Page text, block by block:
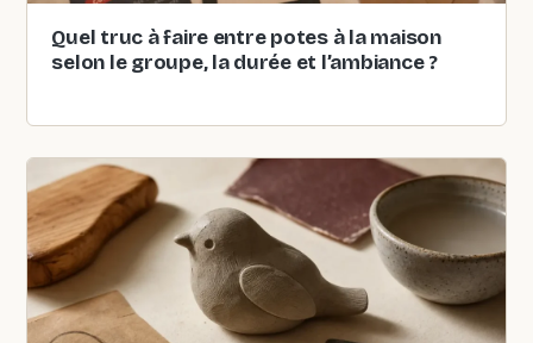
Quel truc à faire entre potes à la maison
selon le groupe, la durée et l’ambiance ?